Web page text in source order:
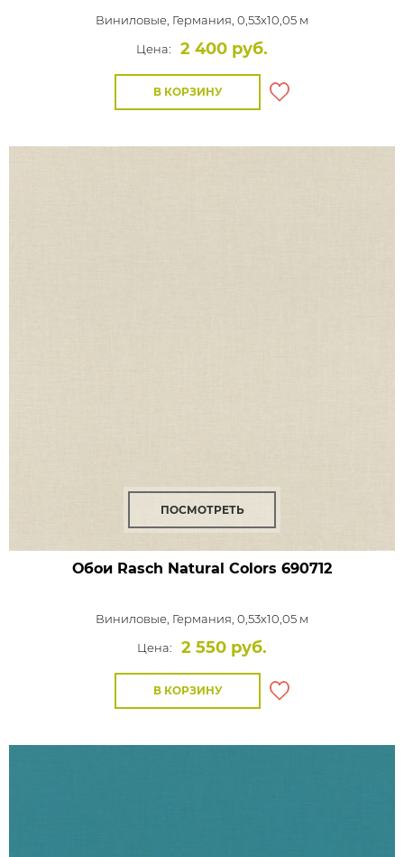
Виниловые, Германия, 0,53x10,05 м
Цена:
2 400 руб.
В КОРЗИНУ
ПОСМОТРЕТЬ
Обои Rasch Natural Colors 690712
Виниловые, Германия, 0,53x10,05 м
Цена:
2 550 руб.
В КОРЗИНУ